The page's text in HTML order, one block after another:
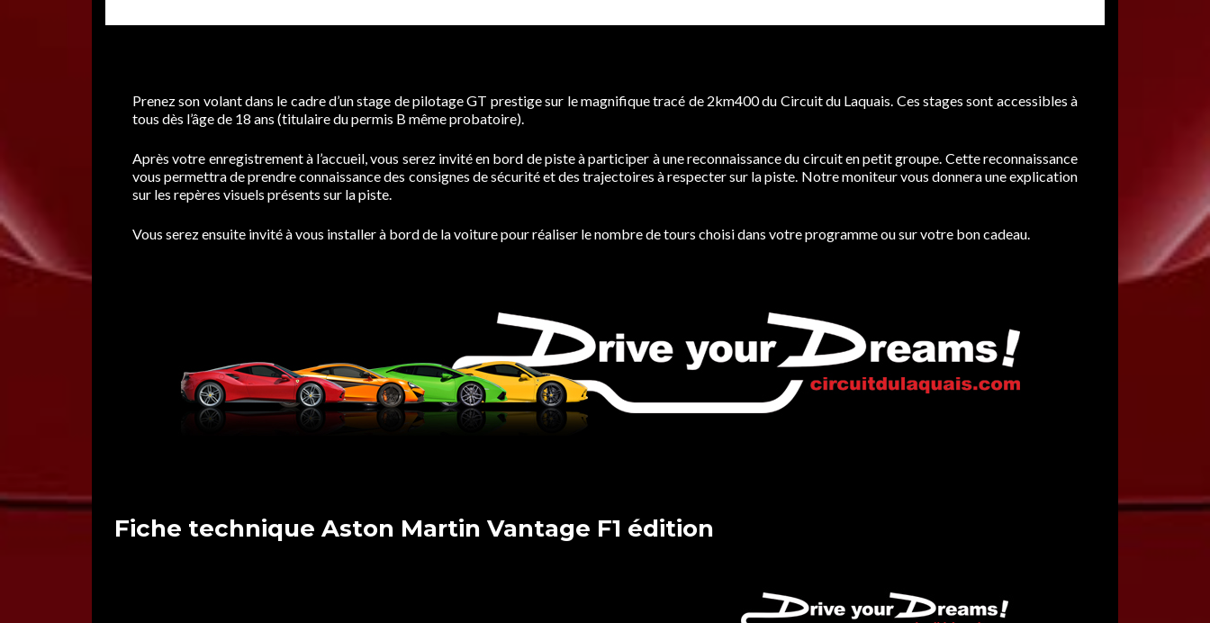
Prenez son volant dans le cadre d’un stage de pilotage GT prestige sur le magnifique tracé de 2km400 du Circuit du Laquais. Ces stages sont accessibles à
tous dès l’âge de 18 ans (titulaire du permis B même probatoire).
Après votre enregistrement à l’accueil, vous serez invité en bord de piste à participer à une reconnaissance du circuit en petit groupe. Cette reconnaissance
vous permettra de prendre connaissance des consignes de sécurité et des trajectoires à respecter sur la piste. Notre moniteur vous donnera une explication
sur les repères visuels présents sur la piste.
Vous serez ensuite invité à vous installer à bord de la voiture pour réaliser le nombre de tours choisi dans votre programme ou sur votre bon cadeau.
Fiche technique Aston Martin Vantage F1 édition